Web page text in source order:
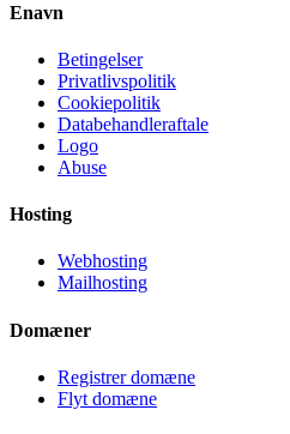
Enavn
Betingelser
Privatlivspolitik
Cookiepolitik
Databehandleraftale
Logo
Abuse
Hosting
Webhosting
Mailhosting
Domæner
Registrer domæne
Flyt domæne